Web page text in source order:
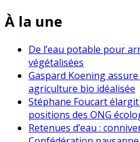
À la une
De l’eau potable pour
végétalisées
Gaspard Koening
agriculture bio idéalisée
Stéphane Foucart
positions des ONG
Retenues d’eau :